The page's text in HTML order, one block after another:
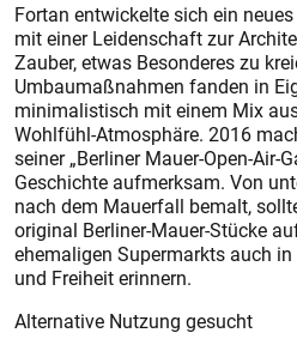
Fortan entwickelte sich ein
mit einer Leidenschaft zur
Zauber, etwas Besonderes zu
Umbaumaßnahmen fanden in
minimalistisch mit einem Mix
Wohlfühl-Atmosphäre. 2016
seiner „Berliner Mauer-Open-Air-
Geschichte aufmerksam. Von
nach dem Mauerfall bemalt,
original Berliner-Mauer-Stücke
ehemaligen Supermarkts auch
und Freiheit erinnern.
Alternative Nutzung gesucht